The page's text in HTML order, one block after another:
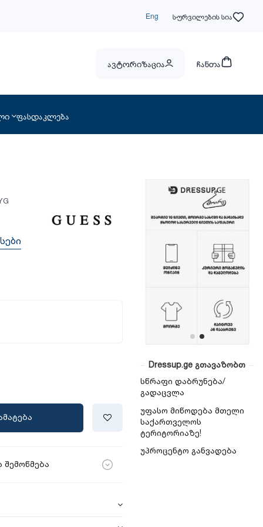
Eng სურვილების სია
ავტორიზაცია ჩანთა
ფასდაკლება
Dressup.ge გთავაზობთ
სწრაფი დაბრუნება/
გადაცვლა
უფასო მიწოდება მთელი
საქართველოს
ტერიტორიაზე!
უპროცენტო განვადება